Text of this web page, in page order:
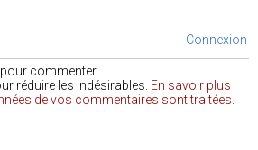
Connexion
commenter
réduire les indésirables. En savoir plus
de vos commentaires sont traitées